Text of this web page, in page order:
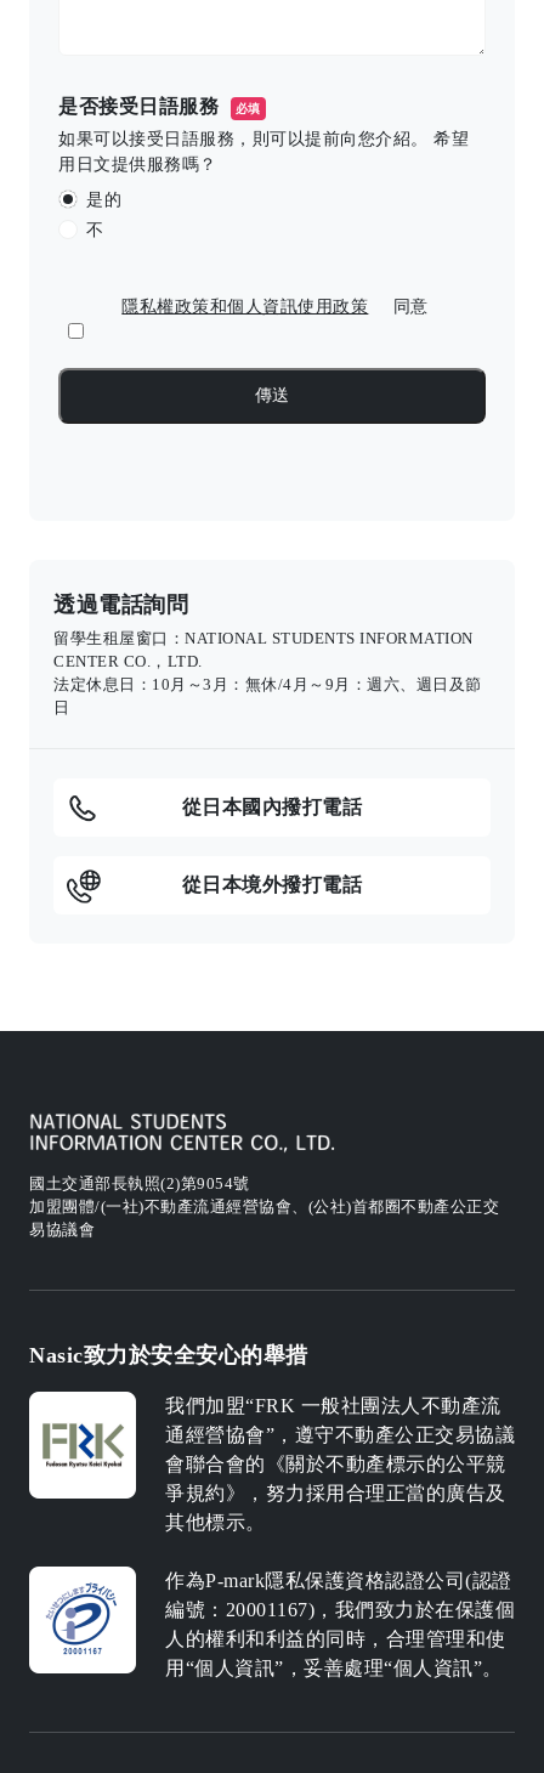
是否接受日語服務 必填
如果可以接受日語服務，則可以提前向您介紹。 希望
用日文提供服務嗎？
是的
不
隱私權政策和個人資訊使用政策 同意
透過電話詢問
留學生租屋窗口：NATIONAL STUDENTS INFORMATION
CENTER CO.，LTD.
法定休息日：10月～3月：無休/4月～9月：週六、週日及節
日
從日本國內撥打電話
從日本境外撥打電話
國土交通部長執照(2)第9054號
加盟團體/(一社)不動產流通經營協會、(公社)首都圈不動產公正交
易協議會
Nasic致力於安全安心的舉措
我們加盟“FRK 一般社團法人不動產流
通經營協會”，遵守不動產公正交易協議
會聯合會的《關於不動產標示的公平競
爭規約》，努力採用合理正當的廣告及
其他標示。
作為P-mark隱私保護資格認證公司(認證
編號：20001167)，我們致力於在保護個
人的權利和利益的同時，合理管理和使
用“個人資訊”，妥善處理“個人資訊”。